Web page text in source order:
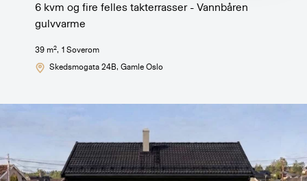
6 kvm og fire felles takterrasser - Vannbåren
gulvvarme
39 m2, 1 Soverom
Skedsmogata 24B, Gamle Oslo